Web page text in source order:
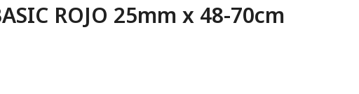
ROJO 25mm x 48-70cm